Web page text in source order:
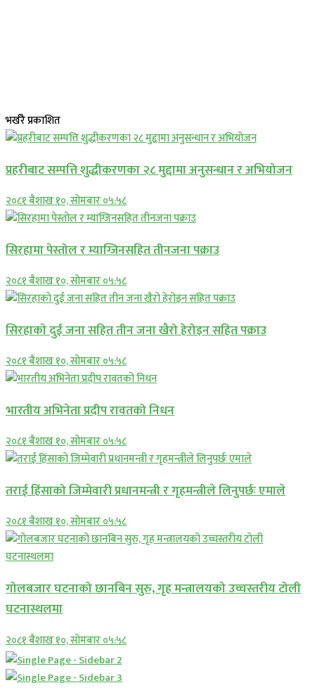
भर्खरै प्रकाशित
प्रहरीबाट सम्पत्ति शुद्धीकरणका २८ मुद्दामा अनुसन्धान र अभियोजन
२०८१ बैशाख १०, सोमबार ०५:५८
सिरहामा पेस्तोल र म्याग्जिनसहित तीनजना पक्राउ
२०८१ बैशाख १०, सोमबार ०५:५८
सिरहाकाे दुई जना सहित तीन जना खैरो हेरोइन सहित पक्राउ
२०८१ बैशाख १०, सोमबार ०५:५८
भारतीय अभिनेता प्रदीप रावतको निधन
२०८१ बैशाख १०, सोमबार ०५:५८
तराई हिंसाको जिम्मेवारी प्रधानमन्त्री र गृहमन्त्रीले लिनुपर्छः एमाले
२०८१ बैशाख १०, सोमबार ०५:५८
गोलबजार घटनाको छानबिन सुरु, गृह मन्त्रालयको उच्चस्तरीय टोली
घटनास्थलमा
२०८१ बैशाख १०, सोमबार ०५:५८